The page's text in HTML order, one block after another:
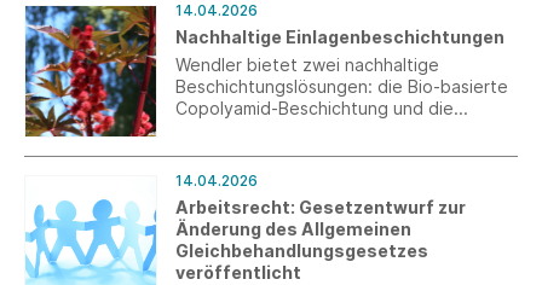
in Medizin und Pflege, industrielle
Gewebe oder Outdoor Produkte – viele
dieser Produkte wären ohne den
gezielten Einsatz biozider Wirkstoffe
nicht in der erforderlichen Form
europäische Regulierung den Druck auf
Unternehmen, die auf diese Stoffe
angewiesen sind.
14.04.2026
Nachhaltige Einlagenbeschichtungen
Wendler bietet zwei nachhaltige
Beschichtungslösungen: die Bio-basierte
Copolyamid-Beschichtung und die
Beschichtung.
14.04.2026
Arbeitsrecht: Gesetzentwurf zur
Änderung des Allgemeinen
Gleichbehandlungsgesetzes
veröffentlicht